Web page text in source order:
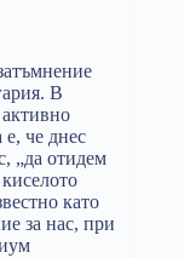
В
е, че днес
„да отидем
като
за нас, при